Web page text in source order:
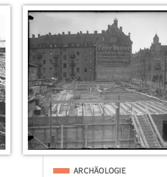
Eingeordnet unter
ARCHÄOLOGIE